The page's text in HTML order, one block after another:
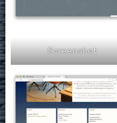
Screenshot